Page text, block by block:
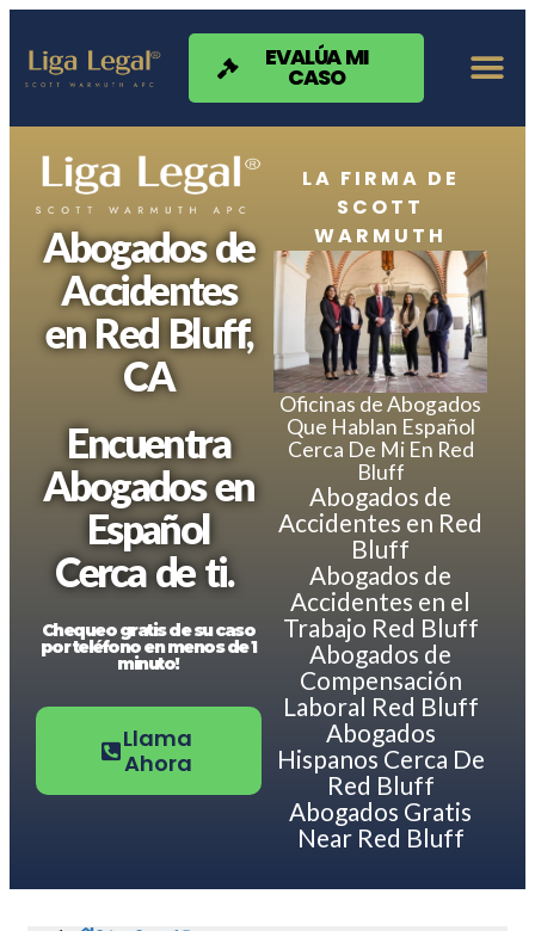
Nota:
sitio
web
accesibilidad.
EVALÚA MI
CASO
Abogados de
Accidentes
en Red Bluff,
CA
Encuentra
Abogados en
Español
Cerca de ti.
Chequeo gratis de su caso
por teléfono en menos de 1
minuto!
Llama
Ahora
LA FIRMA DE
SCOTT
WARMUTH
Oficinas de Abogados
Que Hablan Español
Cerca De Mi En Red
Bluff
Abogados de
Accidentes en Red
Bluff
Abogados de
Accidentes en el
Trabajo Red Bluff
Abogados de
Compensación
Laboral Red Bluff
Abogados
Hispanos Cerca De
Red Bluff
Abogados Gratis
Near Red Bluff